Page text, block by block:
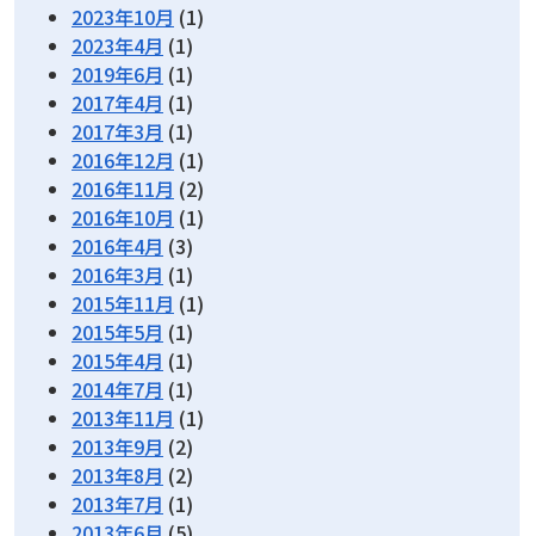
2023年10月 (1)
2023年4月 (1)
2019年6月 (1)
2017年4月 (1)
2017年3月 (1)
2016年12月 (1)
2016年11月 (2)
2016年10月 (1)
2016年4月 (3)
2016年3月 (1)
2015年11月 (1)
2015年5月 (1)
2015年4月 (1)
2014年7月 (1)
2013年11月 (1)
2013年9月 (2)
2013年8月 (2)
2013年7月 (1)